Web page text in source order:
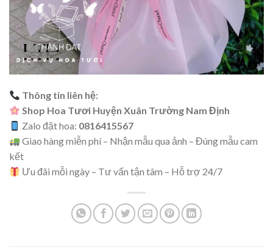
Thông tin liên hệ:
Shop Hoa Tươi Huyện Xuân Trường Nam Định
Zalo đặt hoa: 0816415567
Giao hàng miễn phí – Nhận mẫu qua ảnh – Đúng mẫu cam
kết
Ưu đãi mỗi ngày – Tư vấn tận tâm – Hỗ trợ 24/7